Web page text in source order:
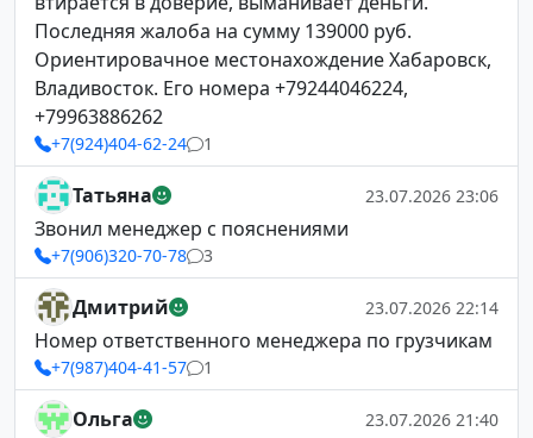
Последняя жалоба на сумму 139000 руб.
Ориентировачное местонахождение Хабаровск,
Владивосток. Его номера +79244046224,
+79963886262
+7(924)404-62-24 1
Татьяна 23.07.2026 23:06
Звонил менеджер с пояснениями
+7(906)320-70-78 3
Дмитрий 23.07.2026 22:14
Номер ответственного менеджера по грузчикам
+7(987)404-41-57 1
Ольга 23.07.2026 21:40